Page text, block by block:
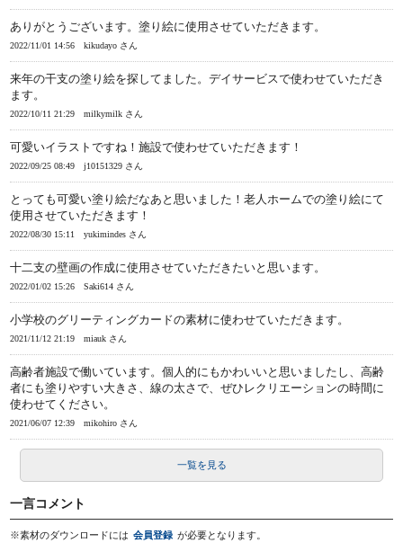
ありがとうございます。塗り絵に使用させていただきます。
2022/11/01 14:56 kikudayo さん
来年の干支の塗り絵を探してました。デイサービスで使わせていただき
ます。
2022/10/11 21:29 milkymilk さん
可愛いイラストですね！施設で使わせていただきます！
2022/09/25 08:49 j10151329 さん
とっても可愛い塗り絵だなあと思いました！老人ホームでの塗り絵にて
使用させていただきます！
2022/08/30 15:11 yukimindes さん
十二支の壁画の作成に使用させていただきたいと思います。
2022/01/02 15:26 Saki614 さん
小学校のグリーティングカードの素材に使わせていただきます。
2021/11/12 21:19 miauk さん
高齢者施設で働いています。個人的にもかわいいと思いましたし、高齢
者にも塗りやすい大きさ、線の太さで、ぜひレクリエーションの時間に
使わせてください。
2021/06/07 12:39 mikohiro さん
一覧を見る
一言コメント
※素材のダウンロードには 会員登録 が必要となります。